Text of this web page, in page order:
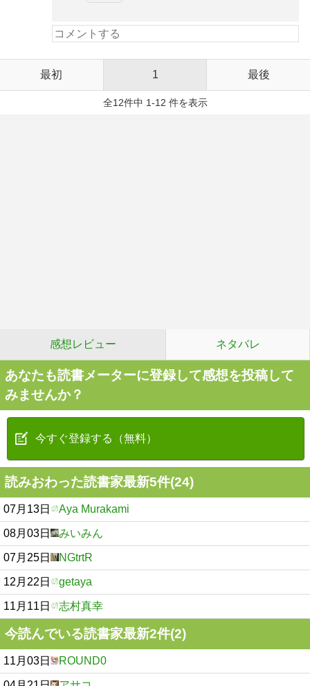
最初 1 最後
全12件中 1-12 件を表示
感想レビュー ネタバレ
あなたも読書メーターに登録して感想を投稿して
みませんか？
今すぐ登録する（無料）
読みおわった読書家最新5件(24)
07月13日 Aya Murakami
08月03日 みいみん
07月25日 NGtrtR
12月22日 getaya
11月11日 志村真幸
今読んでいる読書家最新2件(2)
11月03日 ROUND0